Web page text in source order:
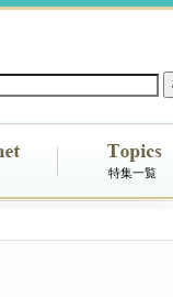
特集一覧